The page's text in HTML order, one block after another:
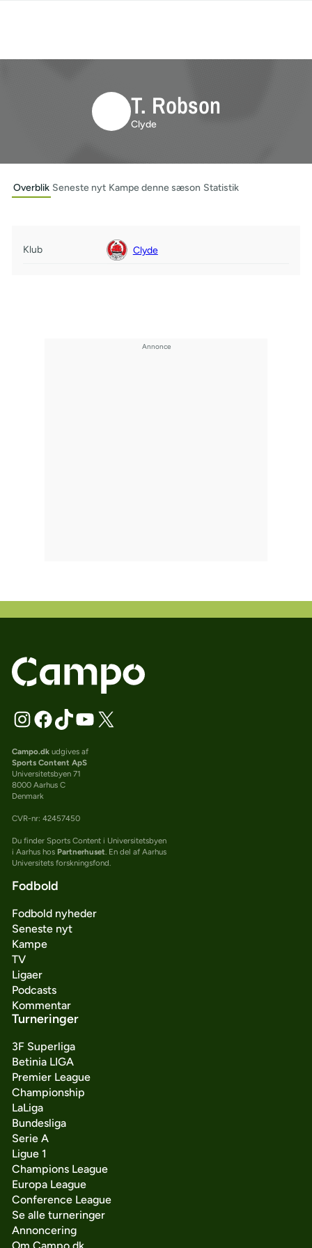
T. Robson
Clyde
Overblik Seneste nyt Kampe denne sæson Statistik
Klub Clyde
Campo.dkudgives af
Sports Content ApS
Universitetsbyen 71
8000 Aarhus C
Denmark
CVR-nr: 42457450
Du finder Sports Content i Universitetsbyen
i Aarhus hos Partnerhuset. En del af Aarhus
Universitets forskningsfond.
Fodbold
Fodbold nyheder
Seneste nyt
Kampe
TV
Ligaer
Podcasts
Kommentar
Turneringer
3F Superliga
Betinia LIGA
Premier League
Championship
LaLiga
Bundesliga
Serie A
Ligue 1
Champions League
Europa League
Conference League
Se alle turneringer
Annoncering